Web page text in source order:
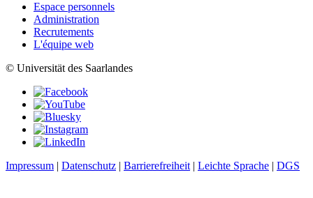
Espace personnels
Administration
Recrutements
L'équipe web
© Universität des Saarlandes
Impressum | Datenschutz | Barrierefreiheit | Leichte Sprache | DGS